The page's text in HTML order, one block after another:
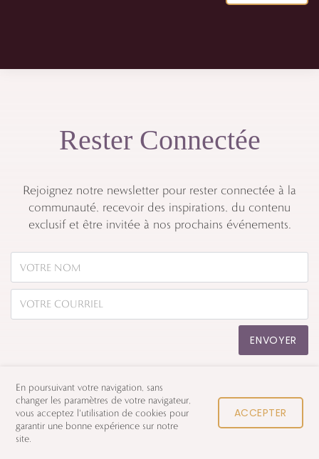
Rester Connectée
Rejoignez notre newsletter pour rester connectée à la
communauté, recevoir des inspirations, du contenu
exclusif et être invitée à nos prochains événements.
ENVOYER
En poursuivant votre navigation, sans
changer les paramètres de votre navigateur,
vous acceptez l'utilisation de cookies pour
garantir une bonne expérience sur notre
site.
ACCEPTER